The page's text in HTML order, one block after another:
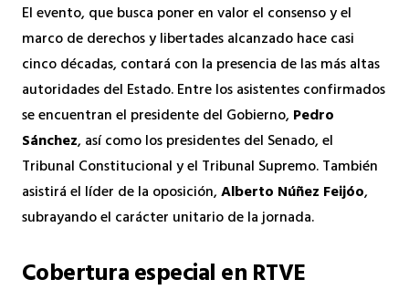
El evento, que busca poner en valor el consenso y el
marco de derechos y libertades alcanzado hace casi
cinco décadas, contará con la presencia de las más altas
autoridades del Estado. Entre los asistentes confirmados
se encuentran el presidente del Gobierno,Pedro
Sánchez, así como los presidentes del Senado, el
Tribunal Constitucional y el Tribunal Supremo. También
asistirá el líder de la oposición,Alberto Núñez Feijóo,
subrayando el carácter unitario de la jornada.
Cobertura especial en RTVE